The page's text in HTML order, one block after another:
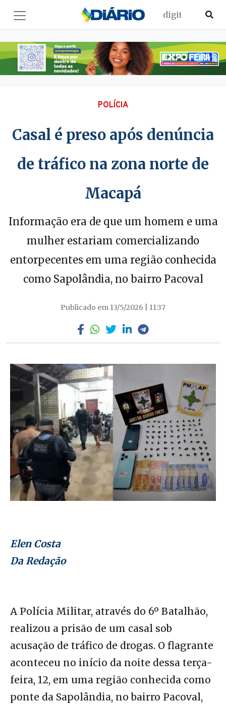
POLÍCIA
Casal é preso após denúncia
de tráfico na zona norte de
Macapá
Informação era de que um homem e uma
mulher estariam comercializando
entorpecentes em uma região conhecida
como Sapolândia, no bairro Pacoval
Publicado em 13/5/2026 | 11:37
Elen Costa
Da Redação
A Polícia Militar, através do 6º Batalhão,
realizou a prisão de um casal sob
acusação de tráfico de drogas. O flagrante
aconteceu no início da noite dessa terça-
feira, 12, em uma região conhecida como
ponte da Sapolândia, no bairro Pacoval,